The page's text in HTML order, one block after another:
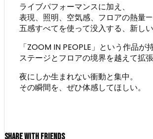
ライブパフォーマンスに加え、
表現、照明、空気感、フロアの熱量
五感すべてを使って没入する、新し
「ZOOM IN PEOPLE」という作品が
ステージとフロアの境界を越えて拡張
夜にしか生まれない衝動と集中。
その瞬間を、ぜひ体感してほしい。
Share With Friends